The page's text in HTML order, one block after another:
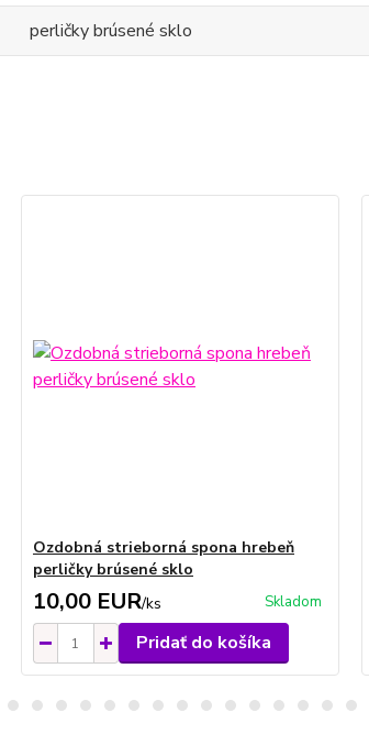
perličky brúsené sklo
Ozdobná strieborná spona hrebeň
perličky brúsené sklo
10,00 EUR/ks Skladom
Pridať do košíka